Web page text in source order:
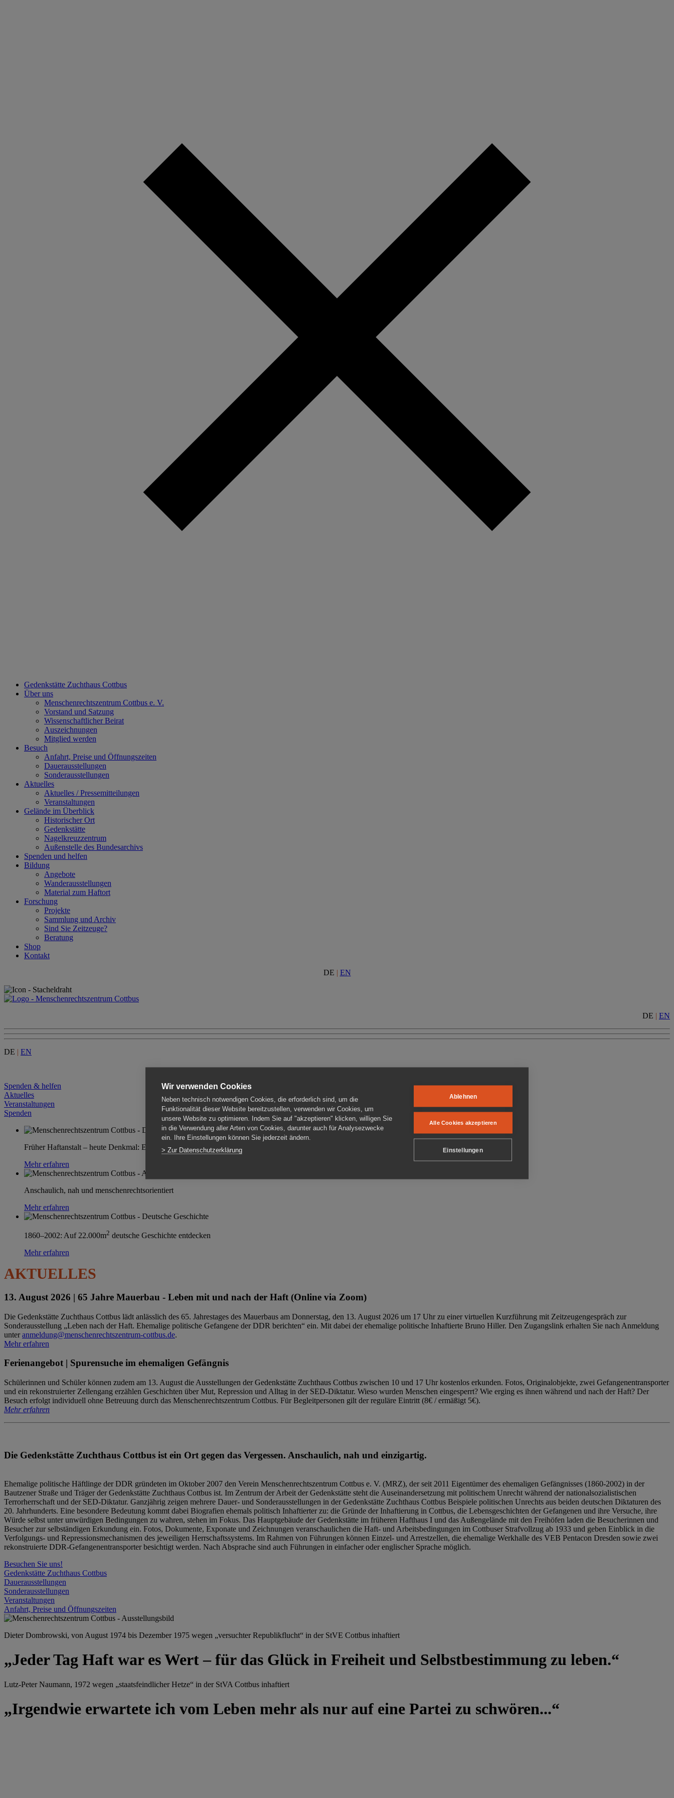
Gedenkstätte Zuchthaus Cottbus
Über uns
Menschenrechtszentrum Cottbus e. V.
Vorstand und Satzung
Wissenschaftlicher Beirat
Auszeichnungen
Mitglied werden
Besuch
Anfahrt, Preise und Öffnungszeiten
Dauerausstellungen
Sonderausstellungen
Aktuelles
Aktuelles / Pressemitteilungen
Veranstaltungen
Gelände im Überblick
Historischer Ort
Gedenkstätte
Nagelkreuzzentrum
Außenstelle des Bundesarchivs
Spenden und helfen
Bildung
Angebote
Wanderausstellungen
Material zum Haftort
Forschung
Projekte
Sammlung und Archiv
Sind Sie Zeitzeuge?
Beratung
Shop
Kontakt
DE | EN
DE | EN
DE | EN
Spenden & helfen
Aktuelles
Veranstaltungen
Spenden
Früher Haftanstalt – heute Denkmal: Einen Ort im Wandel erleben
Mehr erfahren
Anschaulich, nah und menschenrechtsorientiert
Mehr erfahren
1860–2002: Auf 22.000m2 deutsche Geschichte entdecken
Mehr erfahren
AKTUELLES
13. August 2026 | 65 Jahre Mauerbau - Leben mit und nach der Haft (Online via Zoom)
Die Gedenkstätte Zuchthaus Cottbus lädt anlässlich des 65. Jahrestages des Mauerbaus am Donnerstag, den 13. August 2026 um 17 Uhr zu einer virtuellen Kurzführung mit Zeitzeugengespräch zur
Sonderausstellung „Leben nach der Haft. Ehemalige politische Gefangene der DDR berichten“ ein. Mit dabei der ehemalige politische Inhaftierte Bruno Hiller. Den Zugangslink erhalten Sie nach Anmeldung
unteranmeldung@menschenrechtszentrum-cottbus.de.
Mehr erfahren
Ferienangebot | Spurensuche im ehemaligen Gefängnis
Schülerinnen und Schüler können zudem am 13. August die Ausstellungen der Gedenkstätte Zuchthaus Cottbus zwischen 10 und 17 Uhr kostenlos erkunden. Fotos, Originalobjekte, zwei Gefangenentransporter
und ein rekonstruierter Zellengang erzählen Geschichten über Mut, Repression und Alltag in der SED-Diktatur. Wieso wurden Menschen eingesperrt? Wie erging es ihnen während und nach der Haft? Der
Besuch erfolgt individuell ohne Betreuung durch das Menschenrechtszentrum Cottbus. Für Begleitpersonen gilt der reguläre Eintritt (8€ / ermäßigt 5€).
Mehr erfahren
Die Gedenkstätte Zuchthaus Cottbus ist ein Ort gegen das Vergessen. Anschaulich, nah und einzigartig.
Ehemalige politische Häftlinge der DDR gründeten im Oktober 2007 den Verein Menschenrechtszentrum Cottbus e. V. (MRZ), der seit 2011 Eigentümer des ehemaligen Gefängnisses (1860-2002) in der
Bautzener Straße und Träger der Gedenkstätte Zuchthaus Cottbus ist. Im Zentrum der Arbeit der Gedenkstätte steht die Auseinandersetzung mit politischem Unrecht während der nationalsozialistischen
Terrorherrschaft und der SED-Diktatur. Ganzjährig zeigen mehrere Dauer- und Sonderausstellungen in der Gedenkstätte Zuchthaus Cottbus Beispiele politischen Unrechts aus beiden deutschen Diktaturen des
20. Jahrhunderts. Eine besondere Bedeutung kommt dabei Biografien ehemals politisch Inhaftierter zu: die Gründe der Inhaftierung in Cottbus, die Lebensgeschichten der Gefangenen und ihre Versuche, ihre
Würde selbst unter unwürdigen Bedingungen zu wahren, stehen im Fokus. Das Hauptgebäude der Gedenkstätte im früheren Hafthaus I und das Außengelände mit den Freihöfen laden die Besucherinnen und
Besucher zur selbständigen Erkundung ein. Fotos, Dokumente, Exponate und Zeichnungen veranschaulichen die Haft- und Arbeitsbedingungen im Cottbuser Strafvollzug ab 1933 und geben Einblick in die
Verfolgungs- und Repressionsmechanismen des jeweiligen Herrschaftssystems. Im Rahmen von Führungen können Einzel- und Arrestzellen, die ehemalige Werkhalle des VEB Pentacon Dresden sowie zwei
rekonstruierte DDR-Gefangenentransporter besichtigt werden. Nach Absprache sind auch Führungen in einfacher oder englischer Sprache möglich.
Besuchen Sie uns!
Gedenkstätte Zuchthaus Cottbus
Dauerausstellungen
Sonderausstellungen
Veranstaltungen
Anfahrt, Preise und Öffnungszeiten
Dieter Dombrowski, von August 1974 bis Dezember 1975 wegen „versuchter Republikflucht“ in der StVE Cottbus inhaftiert
„Jeder Tag Haft war es Wert – für das Glück in Freiheit und Selbstbestimmung zu leben.“
Lutz-Peter Naumann, 1972 wegen „staatsfeindlicher Hetze“ in der StVA Cottbus inhaftiert
„Irgendwie erwartete ich vom Leben mehr als nur auf eine Partei zu schwören...“
Wir verwenden Cookies
Neben technisch notwendigen Cookies, die erforderlich sind, um die
Funktionalität dieser Website bereitzustellen, verwenden wir Cookies, um
unsere Website zu optimieren. Indem Sie auf "akzeptieren" klicken, willigen Sie
in die Verwendung aller Arten von Cookies, darunter auch für Analysezwecke
ein. Ihre Einstellungen können Sie jederzeit ändern.
> Zur Datenschutzerklärung
Ablehnen
Alle Cookies akzeptieren
Einstellungen